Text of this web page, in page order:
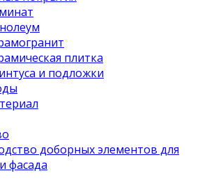
плитка
и подложки
доборных элементов для
фасада